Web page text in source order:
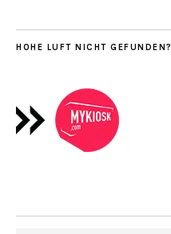
HOHE LUFT NICHT GEFUNDEN?